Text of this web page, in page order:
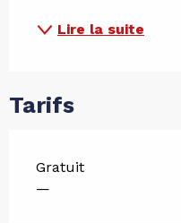
Lire la suite
Tarifs
Gratuit
—